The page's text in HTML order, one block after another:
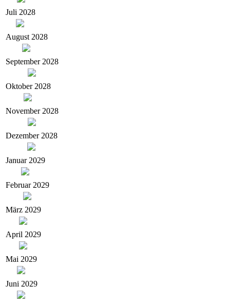
Juli 2028
August 2028
September 2028
Oktober 2028
November 2028
Dezember 2028
Januar 2029
Februar 2029
März 2029
April 2029
Mai 2029
Juni 2029